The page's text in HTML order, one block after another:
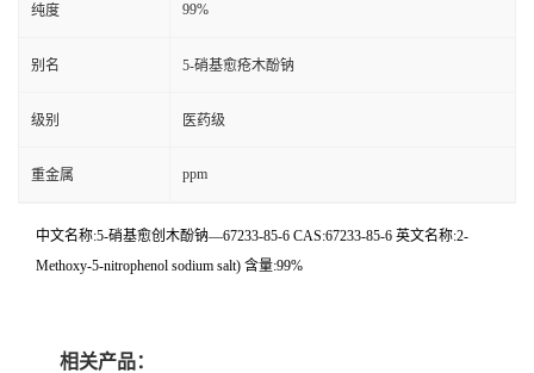
纯度 99%
别名 5-硝基愈疮木酚钠
级别 医药级
重金属 ppm
中文名称:5-硝基愈创木酚钠—67233-85-6 CAS:67233-85-6 英文名称:2-
Methoxy-5-nitrophenol sodium salt) 含量:99%
相关产品：